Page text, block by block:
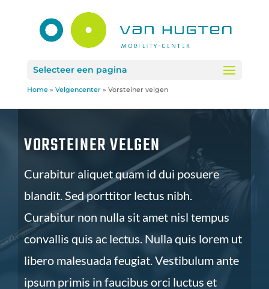
Selecteer een pagina
Home» Velgencenter» Vorsteiner velgen
VORSTEINER VELGEN
Curabitur aliquet quam id dui posuere
blandit. Sed porttitor lectus nibh.
Curabitur non nulla sit amet nisl tempus
convallis quis ac lectus. Nulla quis lorem ut
libero malesuada feugiat. Vestibulum ante
ipsum primis in faucibus orci luctus et